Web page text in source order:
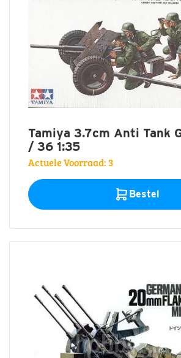
Tamiya 3.7cm Anti Tank
/ 36 1:35
Actuele Voorraad: 3
Bestel